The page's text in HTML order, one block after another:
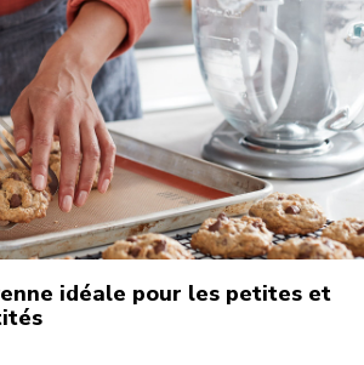
idéale pour les petites et